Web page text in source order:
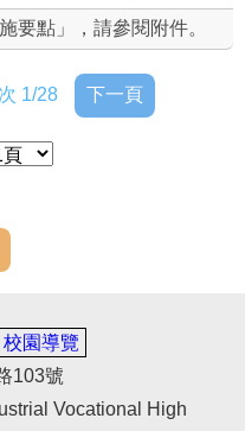
要點」，請參閱附件。
1/28 下一頁
校園導覽
103號
Vocational High